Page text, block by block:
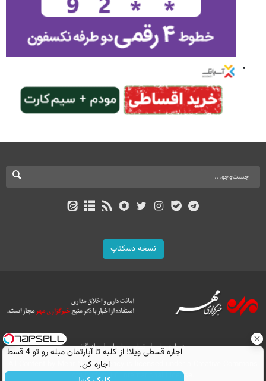
نسخه دسکتاپ
درباره ما تماس با ما
بازرگانی
All Content by Mehr News Agency is licensed under a Creative Commons
Attribution 4.0 International License.
اجاره‌ قسطی ویلا! از کلبه تا آپارتمان مبله رو تو 4 قسط
اجاره کن.